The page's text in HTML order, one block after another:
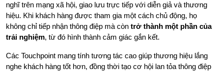
nghĩ trên mạng xã hội, giao lưu trực tiếp với diễn giả và thương
hiệu. Khi khách hàng được tham gia một cách chủ động, họ
không chỉ tiếp nhận thông điệp mà còn trở thành một phần của
trải nghiệm, từ đó hình thành cảm giác gắn kết.
Các Touchpoint mang tính tương tác cao giúp thương hiệu lắng
nghe khách hàng tốt hơn, đồng thời tạo cơ hội lan tỏa thông điệp